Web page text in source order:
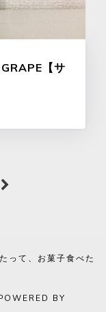
【サ
って、お菓子食べた
BY